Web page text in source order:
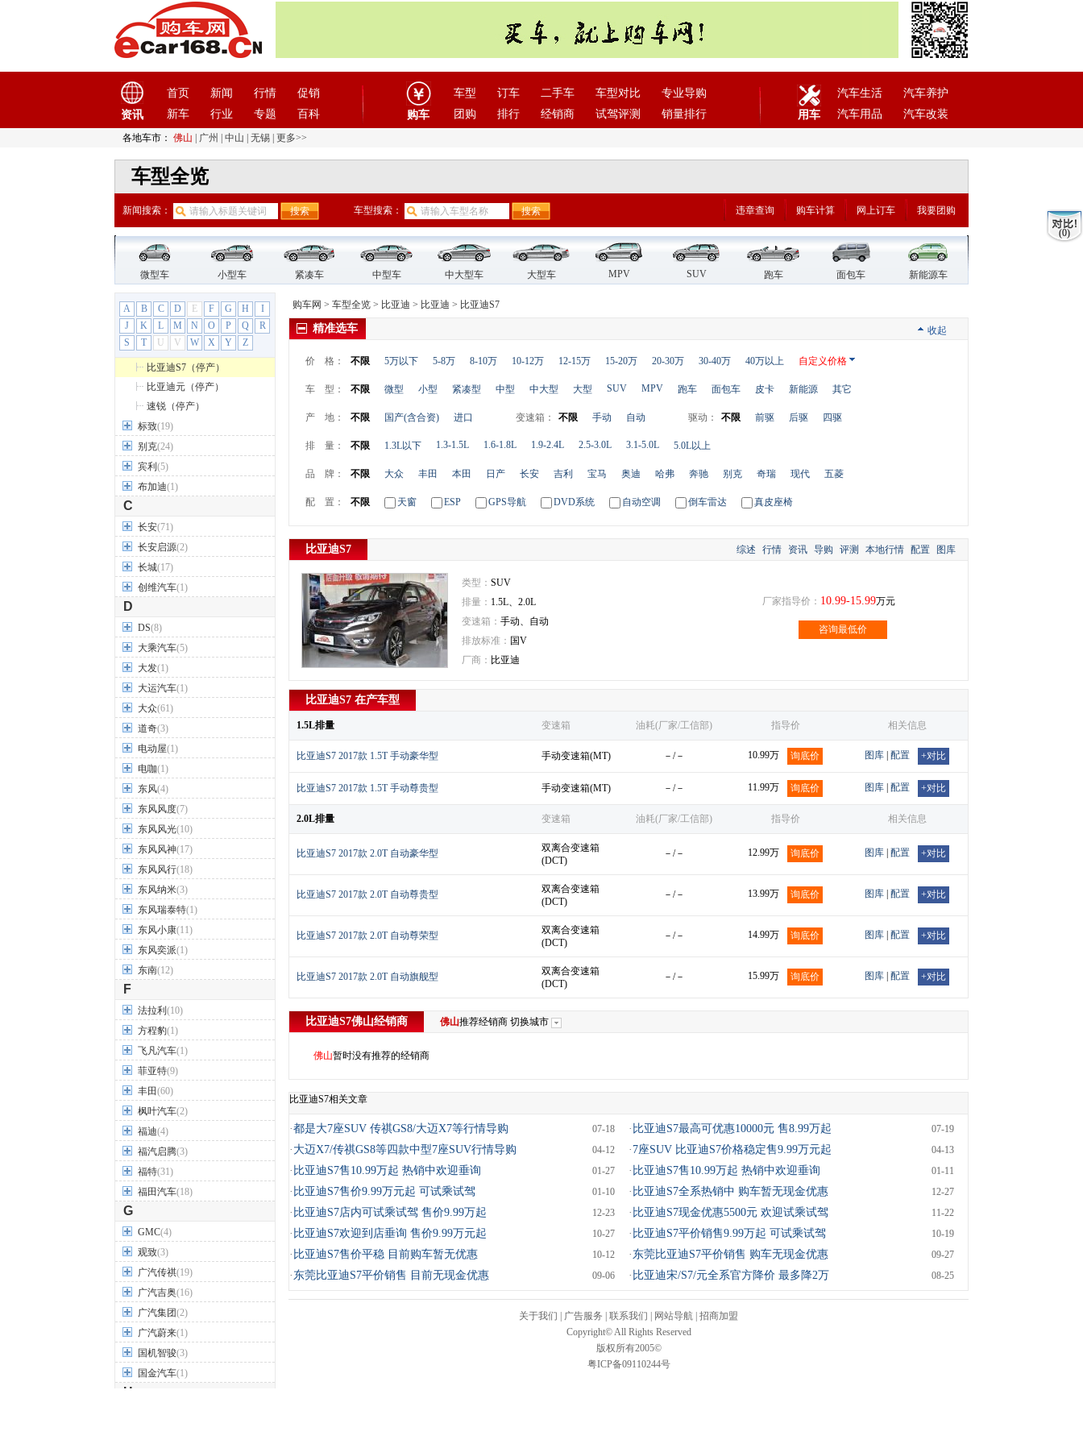
资讯
首页 新闻 行情
促销
新车
行业 专题 百科 购车
车型 订车 二手车 车型对比
专业导购
团购
排行 经销商 试驾评测 销量排行 用车
汽车生活
汽车养护
汽车用品
汽车改装
各地车市： 佛山 广州 中山 无锡 更多>>
车型全览
新闻搜索： 车型搜索： 违章查询 购车计算 网上订车 我要团购
微型车 小型车 紧凑车 中型车 中大型车 大型车 MPV SUV 跑车 面包车 新能源车
A B C D E F G H
I
J
K L M N O P Q
R
S
T U V W X Y Z
宋pro
宋pro新能源
唐EV
元PLUS
元Pro
元新能源
比亚迪F0（停产）
比亚迪F3DM（停产）
比亚迪G5（停产）
比亚迪G6（停产）
比亚迪M6（停产）
比亚迪S2（停产）
比亚迪S6（停产）
比亚迪S7（停产）
比亚迪元（停产）
速锐（停产）
标致(19)
别克(24)
宾利 (5)
布加迪(1)
C
长安(71)
长安启源(2)
长城(17)
创维汽车(1)
D
DS(8)
大乘汽车(5)
大发(1)
大运汽车(1)
大众(61)
道奇(3)
电动屋(1)
电咖(1)
东风(4)
东风风度(7)
东风风光(10)
东风风神(17)
东风风行(18)
东风纳米(3)
东风瑞泰特(1)
东风小康(11)
东风奕派(1)
东南(12)
F
法拉利 (10)
方程豹(1)
飞凡汽车(1)
菲亚特(9)
丰田(60)
枫叶汽车(2)
福迪(4)
福汽启腾(3)
福特(31)
福田汽车(18)
G
GMC(4)
观致(3)
广汽传祺(19)
广汽吉奥(16)
广汽集团(2)
广汽蔚来(1)
国机智骏(3)
国金汽车(1)
H
购车网 > 车型全览 > 比亚迪 > 比亚迪 > 比亚迪S7
精准选车 收起
价 格： 不限 5万以下 5-8万 8-10万 10-12万 12-15万 15-20万 20-30万 30-40万 40万以上 自定义价格
车 型： 不限 微型 小型 紧凑型 中型 中大型 大型 SUV MPV 跑车 面包车 皮卡 新能源 其它
产 地： 不限 国产(含合资) 进口 变速箱： 不限 手动 自动 驱动： 不限 前驱 后驱 四驱
排 量： 不限 1.3L以下 1.3-1.5L 1.6-1.8L 1.9-2.4L 2.5-3.0L 3.1-5.0L 5.0L以上
品 牌： 不限 大众 丰田 本田 日产 长安 吉利 宝马 奥迪 哈弗 奔驰 别克 奇瑞 现代 五菱
配 置： 不限 天窗 ESP GPS导航 DVD系统 自动空调 倒车雷达 真皮座椅
比亚迪S7 综述 行情 资讯 导购 评测 本地行情 配置 图库
类型： SUV
排量： 1.5L、2.0L
变速箱： 手动、自动
排放标准： 国V
厂商： 比亚迪
厂家指导价： 10.99-15.99万元
咨询最低价
比亚迪S7 在产车型
1.5L排量 变速箱 油耗(厂家/工信部) 指导价 相关信息
比亚迪S7 2017款 1.5T 手动豪华型 手动变速箱(MT) －/－ 10.99万 询底价 图库 配置 +对比
比亚迪S7 2017款 1.5T 手动尊贵型 手动变速箱(MT) －/－ 11.99万 询底价 图库 配置 +对比
2.0L排量 变速箱 油耗(厂家/工信部) 指导价 相关信息
比亚迪S7 2017款 2.0T 自动豪华型
双离合变速箱
(DCT)
－/－ 12.99万 询底价 图库 配置 +对比
比亚迪S7 2017款 2.0T 自动尊贵型
双离合变速箱
(DCT)
－/－ 13.99万 询底价 图库 配置 +对比
比亚迪S7 2017款 2.0T 自动尊荣型
双离合变速箱
(DCT)
－/－ 14.99万 询底价 图库 配置 +对比
比亚迪S7 2017款 2.0T 自动旗舰型
双离合变速箱
(DCT)
－/－ 15.99万 询底价 图库 配置 +对比
比亚迪S7佛山经销商 佛山推荐经销商 切换城市
佛山暂时没有推荐的经销商
比亚迪S7相关文章
·都是大7座SUV 传祺GS8/大迈X7等行情导购 07-18 · 比亚迪S7最高可优惠10000元 售8.99万起 07-19
· 大迈X7/传祺GS8等四款中型7座SUV行情导购 04-12 · 7座SUV 比亚迪S7价格稳定售9.99万元起 04-13
· 比亚迪S7售10.99万起 热销中欢迎垂询 01-27 · 比亚迪S7售10.99万起 热销中欢迎垂询 01-11
· 比亚迪S7售价9.99万元起 可试乘试驾 01-10 · 比亚迪S7全系热销中 购车暂无现金优惠 12-27
· 比亚迪S7店内可试乘试驾 售价9.99万起 12-23 · 比亚迪S7现金优惠5500元 欢迎试乘试驾 11-22
· 比亚迪S7欢迎到店垂询 售价9.99万元起 10-27 · 比亚迪S7平价销售9.99万起 可试乘试驾 10-19
· 比亚迪S7售价平稳 目前购车暂无优惠 10-12 · 东莞比亚迪S7平价销售 购车无现金优惠 09-27
· 东莞比亚迪S7平价销售 目前无现金优惠 09-06 · 比亚迪宋/S7/元全系官方降价 最多降2万 08-25
关于我们 广告服务 联系我们 网站导航 招商加盟
Copyright© All Rights Reserved
版权所有2005©
粤ICP备09110244号
(0)